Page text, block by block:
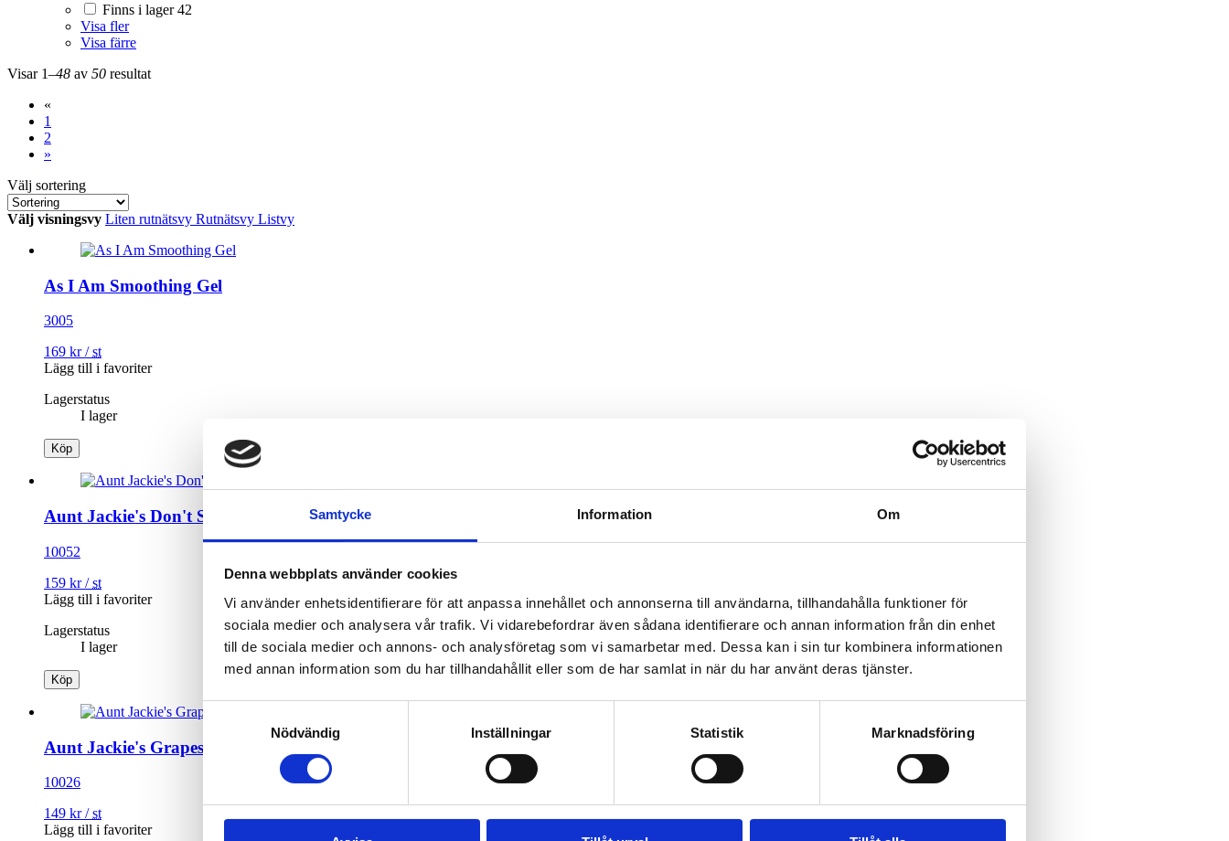
Samtycke Information Om
Denna webbplats använder cookies
Vi använder enhetsidentifierare för att anpassa innehållet och annonserna till användarna, tillhandahålla funktioner för
sociala medier och analysera vår trafik. Vi vidarebefordrar även sådana identifierare och annan information från din enhet
till de sociala medier och annons- och analysföretag som vi samarbetar med. Dessa kan i sin tur kombinera informationen
med annan information som du har tillhandahållit eller som de har samlat in när du har använt deras tjänster.
Samtyckesval
Nödvändig
Inställningar Statistik Marknadsföring
Finns i lager 42
Visa fler
Visa färre
Visar1–48 av 50 resultat
«
1
2
»
Välj sortering
Välj visningsvy Liten rutnätsvy Rutnätsvy Listvy
As I Am Smoothing Gel
3005
169 kr /st
Lägg till i favoriter
Lagerstatus
I lager
Köp
Aunt Jackie's Don't Shrink Curling Gel
10052
159 kr /st
Lägg till i favoriter
Lagerstatus
I lager
Köp
Aunt Jackie's Grapeseed Slicked Flixible Styling Glue
10026
149 kr /st
Lägg till i favoriter